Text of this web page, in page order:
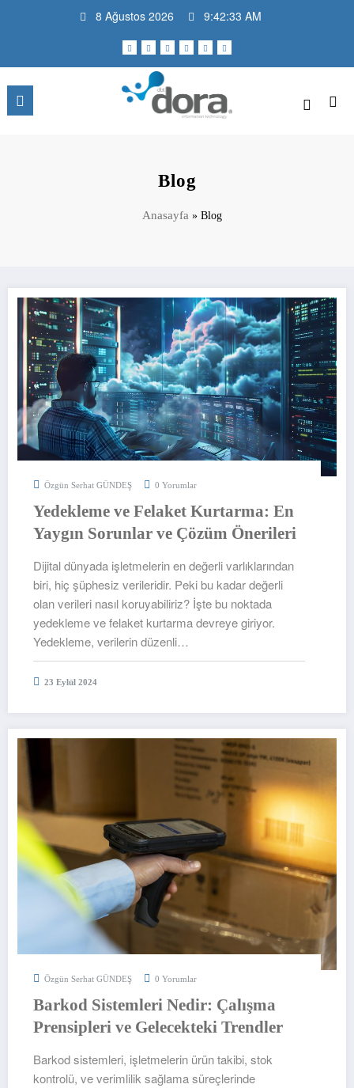
8 Ağustos 2026 9:42:34 AM
Blog
Anasayfa »Blog
Özgün Serhat GÜNDEŞ 0 Yorumlar
Yedekleme ve Felaket Kurtarma: En
Yaygın Sorunlar ve Çözüm Önerileri
Dijital dünyada işletmelerin en değerli varlıklarından
biri, hiç şüphesiz verileridir. Peki bu kadar değerli
olan verileri nasıl koruyabiliriz? İşte bu noktada
yedekleme ve felaket kurtarma devreye giriyor.
Yedekleme, verilerin düzenli…
23 Eylül 2024
Özgün Serhat GÜNDEŞ 0 Yorumlar
Barkod Sistemleri Nedir: Çalışma
Prensipleri ve Gelecekteki Trendler
Barkod sistemleri, işletmelerin ürün takibi, stok
kontrolü, ve verimlilik sağlama süreçlerinde